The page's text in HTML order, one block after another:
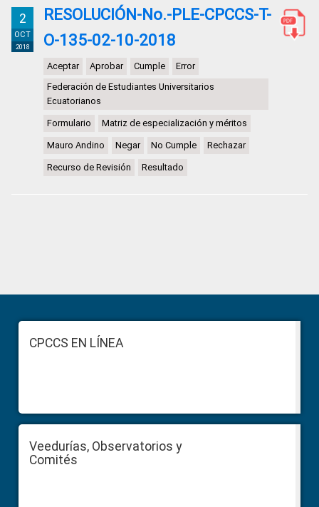
2
OCT
2018
RESOLUCIÓN-No.-PLE-CPCCS-T-
O-135-02-10-2018
Aceptar Aprobar Cumple
Error
Federación de Estudiantes Universitarios
Ecuatorianos
Formulario Matriz de especialización y méritos
Mauro Andino Negar No Cumple Rechazar
Recurso de Revisión Resultado
Sidebar
FooterCPCCS EN LÍNEA
Veedurías, Observatorios y
Comités